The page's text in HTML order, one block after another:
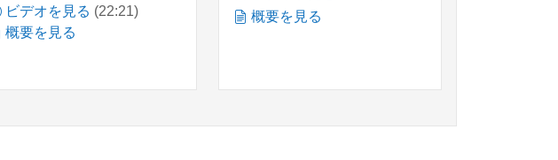
ビデオを見る (22:21)
概要を見る
概要を見る